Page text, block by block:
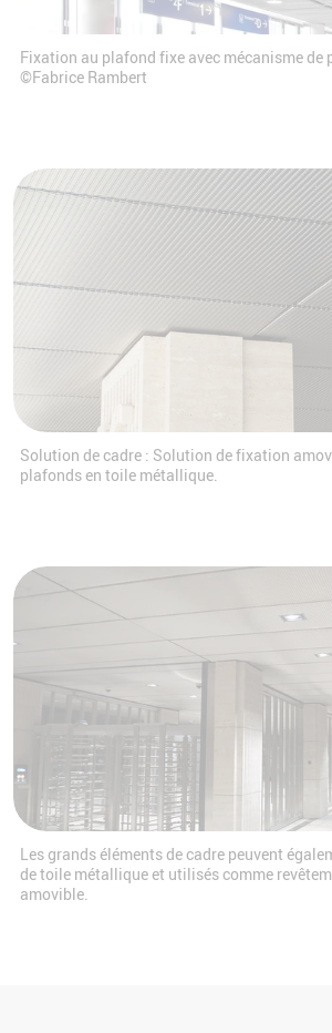
Fixation au plafond fixe avec mécanisme de
©Fabrice Rambert
Solution de cadre : Solution de fixation
plafonds en toile métallique.
Les grands éléments de cadre peuvent
de toile métallique et utilisés comme
amovible.